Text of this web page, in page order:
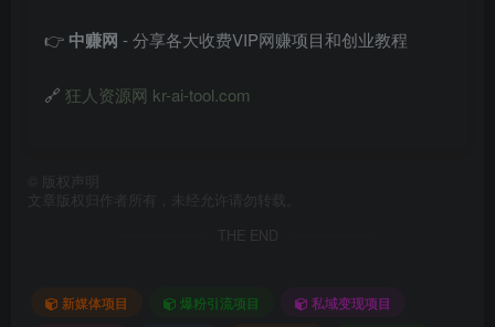
👉 中赚网 - 分享各大收费VIP网赚项目和创业教程
🔗 狂人资源网 kr-ai-tool.com
版权声明
文章版权归作者所有，未经允许请勿转载。
THE END
新媒体项目 爆粉引流项目
私域变现项目